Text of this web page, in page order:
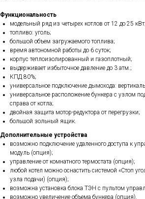
Функциональность
модельный ряд из четырех котлов от 12 до 25 кВт;
топливо: уголь;
большой объем загружаемого топлива;
время автономной работы до 6 суток;
корпус теплоизолированный и газоплотный;
выдерживает избыточное давление до 3 атм.;
КПД 80%;
универсальное подключение дымохода:
универсальное расположение бункера с узлом
справа от котла;
двойная защита мотор-редуктора от перегрузки;
большой зольный ящик.
Дополнительные устройства
возможно подключение удаленного доступа к
модуль (опция);
управление от комнатного термостата (опция);
любой котел можно оснастить системой «Стоп
узла подачи) (опция);
возможна установка блока ТЭН с пультом
возможно увеличение объема бункера (опция).